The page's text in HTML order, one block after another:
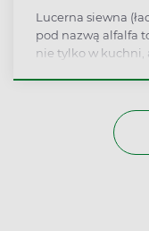
Lucerna siewna
pod nazwą alfalfa
nie tylko w kuchni,
wzmacniający